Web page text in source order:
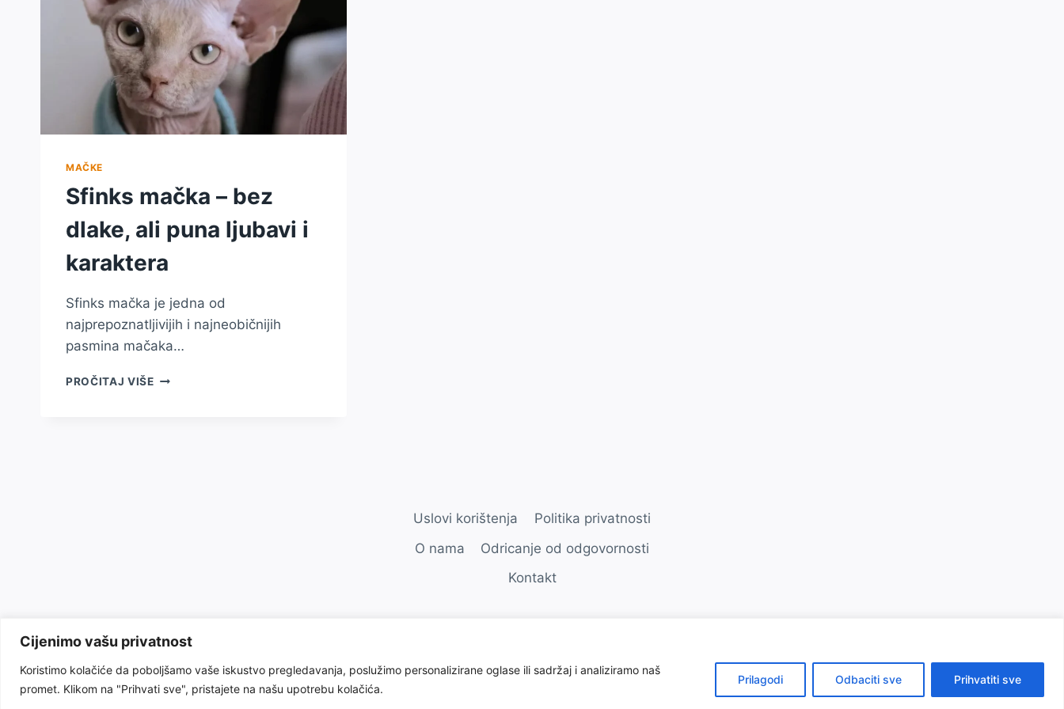
Cijenimo vašu privatnost
Koristimo kolačiće da poboljšamo vaše iskustvo pregledavanja, poslužimo personalizirane oglase ili sadržaj i analiziramo naš
promet. Klikom na "Prihvati sve", pristajete na našu upotrebu kolačića.
Prilagodi Odbaciti sve Prihvatiti sve
MAČKE
Sfinks mačka – bez
dlake, ali puna ljubavi i
karaktera
Sfinks mačka je jedna od
najprepoznatljivijih i najneobičnijih
pasmina mačaka…
PROČITAJ VIŠE SFINKS
Uslovi korištenja
Politika privatnosti
O nama
Odricanje od odgovornosti
Kontakt
© 2026 Kućni ljubimci